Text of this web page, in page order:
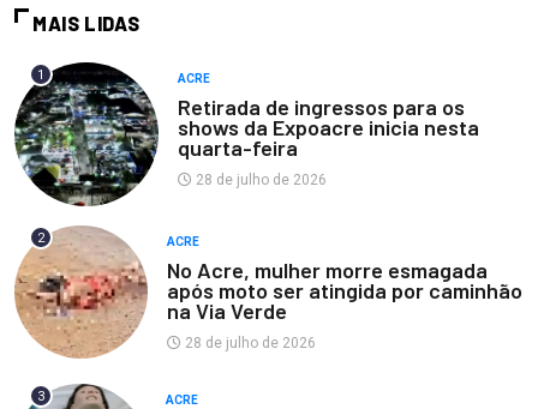
MAIS LIDAS
1 ACRE
Retirada de ingressos para os
shows da Expoacre inicia nesta
quarta-feira
28 de julho de 2026
2 ACRE
No Acre, mulher morre esmagada
após moto ser atingida por caminhão
na Via Verde
28 de julho de 2026
3 ACRE